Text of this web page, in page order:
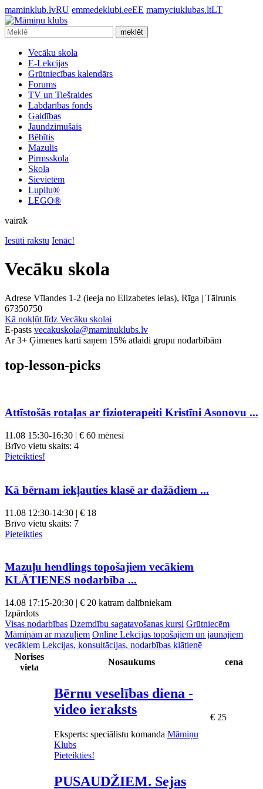
maminklub.lvRU emmedeklubi.eeEE mamyciuklubas.ltLT
meklēt
Vecāku skola
E-Lekcijas
Grūtniecības kalendārs
Forums
TV un Tiešraides
Labdarības fonds
Gaidības
Jaundzimušais
Bēbītis
Mazulis
Pirmsskola
Skola
Sievietēm
Lupilu®
LEGO®
vairāk
Iesūti rakstu Ienāc!
Vecāku skola
Adrese Vīlandes 1-2 (ieeja no Elizabetes ielas), Rīga | Tālrunis
67350750
Kā nokļūt līdz Vecāku skolai
E-pasts vecakuskola@maminuklubs.lv
Ar 3+ Ģimenes karti saņem 15% atlaidi grupu nodarbībām
top-lesson-picks
Attīstošās rotaļas ar fizioterapeiti Kristīni Asonovu ...
11.08 15:30-16:30 | € 60 mēnesī
Brīvo vietu skaits: 4
Pieteikties!
Kā bērnam iekļauties klasē ar dažādiem ...
11.08 12:30-14:30 | € 18
Brīvo vietu skaits: 7
Pieteikties
Mazuļu hendlings topošajiem vecākiem
KLĀTIENES nodarbība ...
14.08 17:15-20:30 | € 20 katram dalībniekam
Izpārdots
Visas nodarbības Dzemdību sagatavošanas kursi Grūtniecēm
Māmiņām ar mazuļiem Online Lekcijas topošajiem un jaunajiem
vecākiem Lekcijas, konsultācijas, nodarbības klātienē
Norises
vieta
Nosaukums cena
Bērnu veselības diena -
video ieraksts
Eksperts: speciālistu komanda Māmiņu
Klubs
Pieteikties!
€ 25
PUSAUDŽIEM. Sejas